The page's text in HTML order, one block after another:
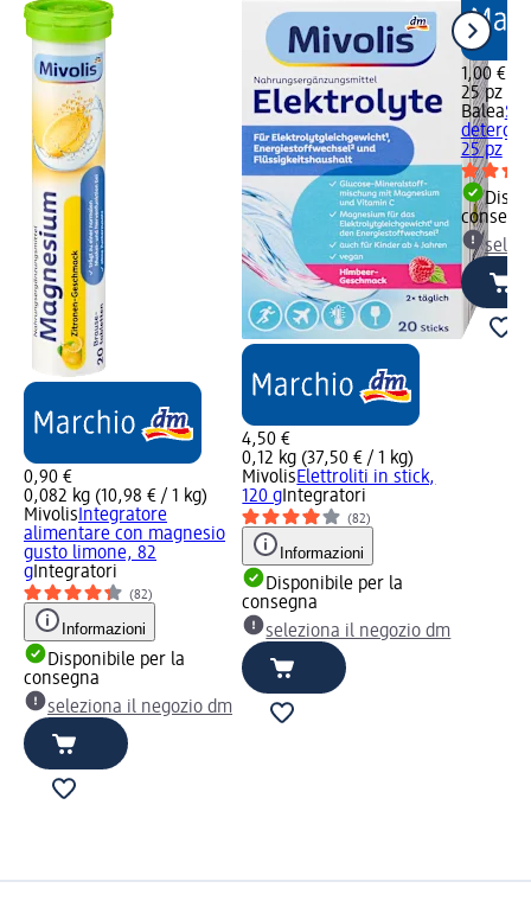
0,90 €
0,082 kg (10,98 € / 1 kg)
MivolisIntegratore
alimentare con magnesio
gusto limone, 82
gIntegratori
(82)
Informazioni
Disponibile per la
consegna
seleziona il negozio dm
4,50 €
0,12 kg (37,50 € / 1 kg)
MivolisElettroliti in stick,
120 gIntegratori
(82)
Informazioni
Disponibile per la
consegna
seleziona il negozio dm
1,00 €
25 pz
Balea
25 pz